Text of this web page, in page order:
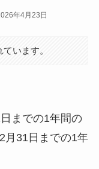
年4月23日
います。
までの1年間の
月31日までの1年